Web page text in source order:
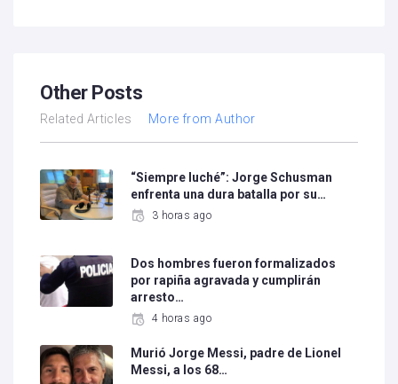
Other Posts
Related Articles More from Author
“Siempre luché”: Jorge Schusman
enfrenta una dura batalla por su…
3 horas ago
Dos hombres fueron formalizados
por rapiña agravada y cumplirán
arresto…
4 horas ago
Murió Jorge Messi, padre de Lionel
Messi, a los 68…